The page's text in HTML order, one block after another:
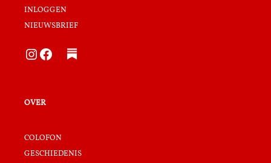
inloggen
nieuwsbrief
Instagram Facebook
over
colofon
geschiedenis